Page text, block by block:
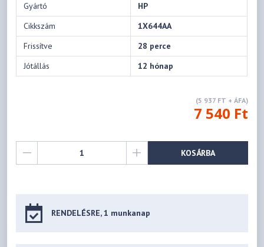
Gyártó
HP
Cikkszám
1X644AA
Frissítve
28 perce
Jótállás
12 hónap
(5 937 FT + ÁFA)
7 540 Ft
KOSÁRBA
RENDELÉSRE, 1 munkanap